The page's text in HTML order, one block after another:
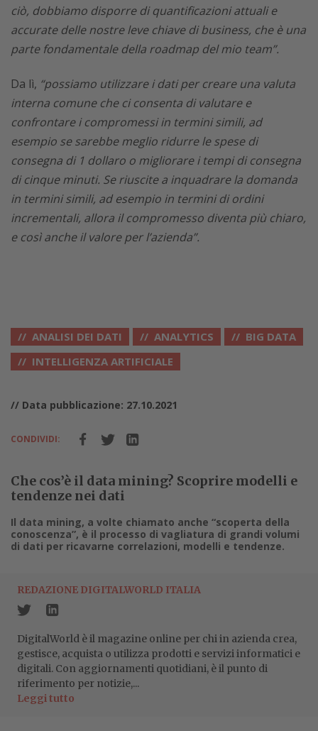
ciò, dobbiamo disporre di quantificazioni attuali e
accurate delle nostre leve chiave di business, che è una
parte fondamentale della roadmap del mio team”.
Da lì, “possiamo utilizzare i dati per creare una valuta
interna comune che ci consenta di valutare e
confrontare i compromessi in termini simili, ad
esempio se sarebbe meglio ridurre le spese di
consegna di 1 dollaro o migliorare i tempi di consegna
di cinque minuti. Se riuscite a inquadrare la domanda
in termini simili, ad esempio in termini di ordini
incrementali, allora il compromesso diventa più chiaro,
e così anche il valore per l’azienda”.
ANALISI DEI DATI ANALYTICS
BIG DATA
INTELLIGENZA ARTIFICIALE
// Data pubblicazione: 27.10.2021
CONDIVIDI:
Che cos’è il data mining? Scoprire modelli e
tendenze nei dati
Il data mining, a volte chiamato anche “scoperta della
conoscenza”, è il processo di vagliatura di grandi volumi
di dati per ricavarne correlazioni, modelli e tendenze.
REDAZIONE DIGITALWORLD ITALIA
DigitalWorld è il magazine online per chi in azienda crea,
gestisce, acquista o utilizza prodotti e servizi informatici e
digitali. Con aggiornamenti quotidiani, è il punto di
riferimento per notizie,...
Leggi tutto